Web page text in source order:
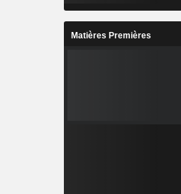
Matières Premières